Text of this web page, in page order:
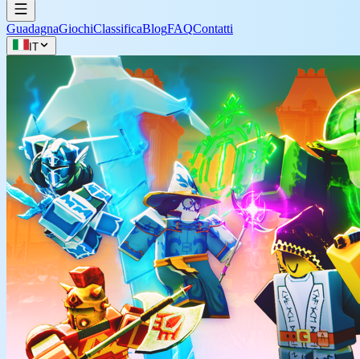
GuadagnaGiochiClassificaBlogFAQContatti
IT